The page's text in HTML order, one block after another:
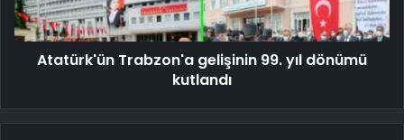
Atatürk'ün Trabzon'a gelişinin 99. yıl dönümü
kutlandı